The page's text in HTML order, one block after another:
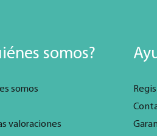
somos?
somos
valoraciones